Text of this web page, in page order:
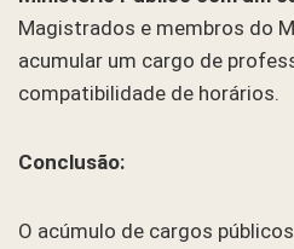
Magistrados e membros do
acumular um cargo de
compatibilidade de horários.
Conclusão:
O acúmulo de cargos